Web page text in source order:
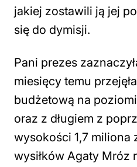
jakiej zostawili ją jej
się do dymisji.
Pani prezes
miesięcy temu
budżetową na
oraz z długiem z
wysokości 1,7 miliona
wysiłków Agaty Mróz